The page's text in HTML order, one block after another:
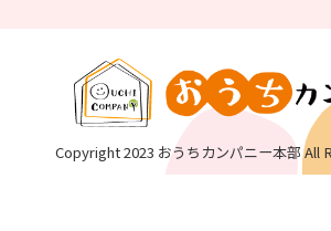
Copyright 2023 おうちカンパニー本部 All